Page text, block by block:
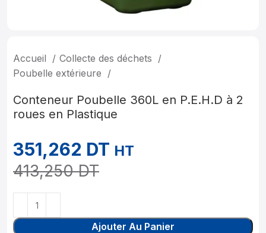
Accueil
Collecte des déchets
Poubelle extérieure
Conteneur Poubelle 360L en P.E.H.D à 2
roues en Plastique
351,262 DT HT
413,250DT
Ajouter Au Panier